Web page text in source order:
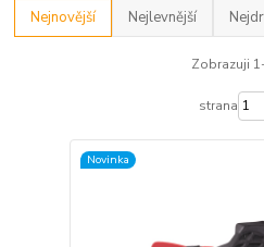
Nejnovější Nejlevnější
Zobrazuji
strana
Novinka